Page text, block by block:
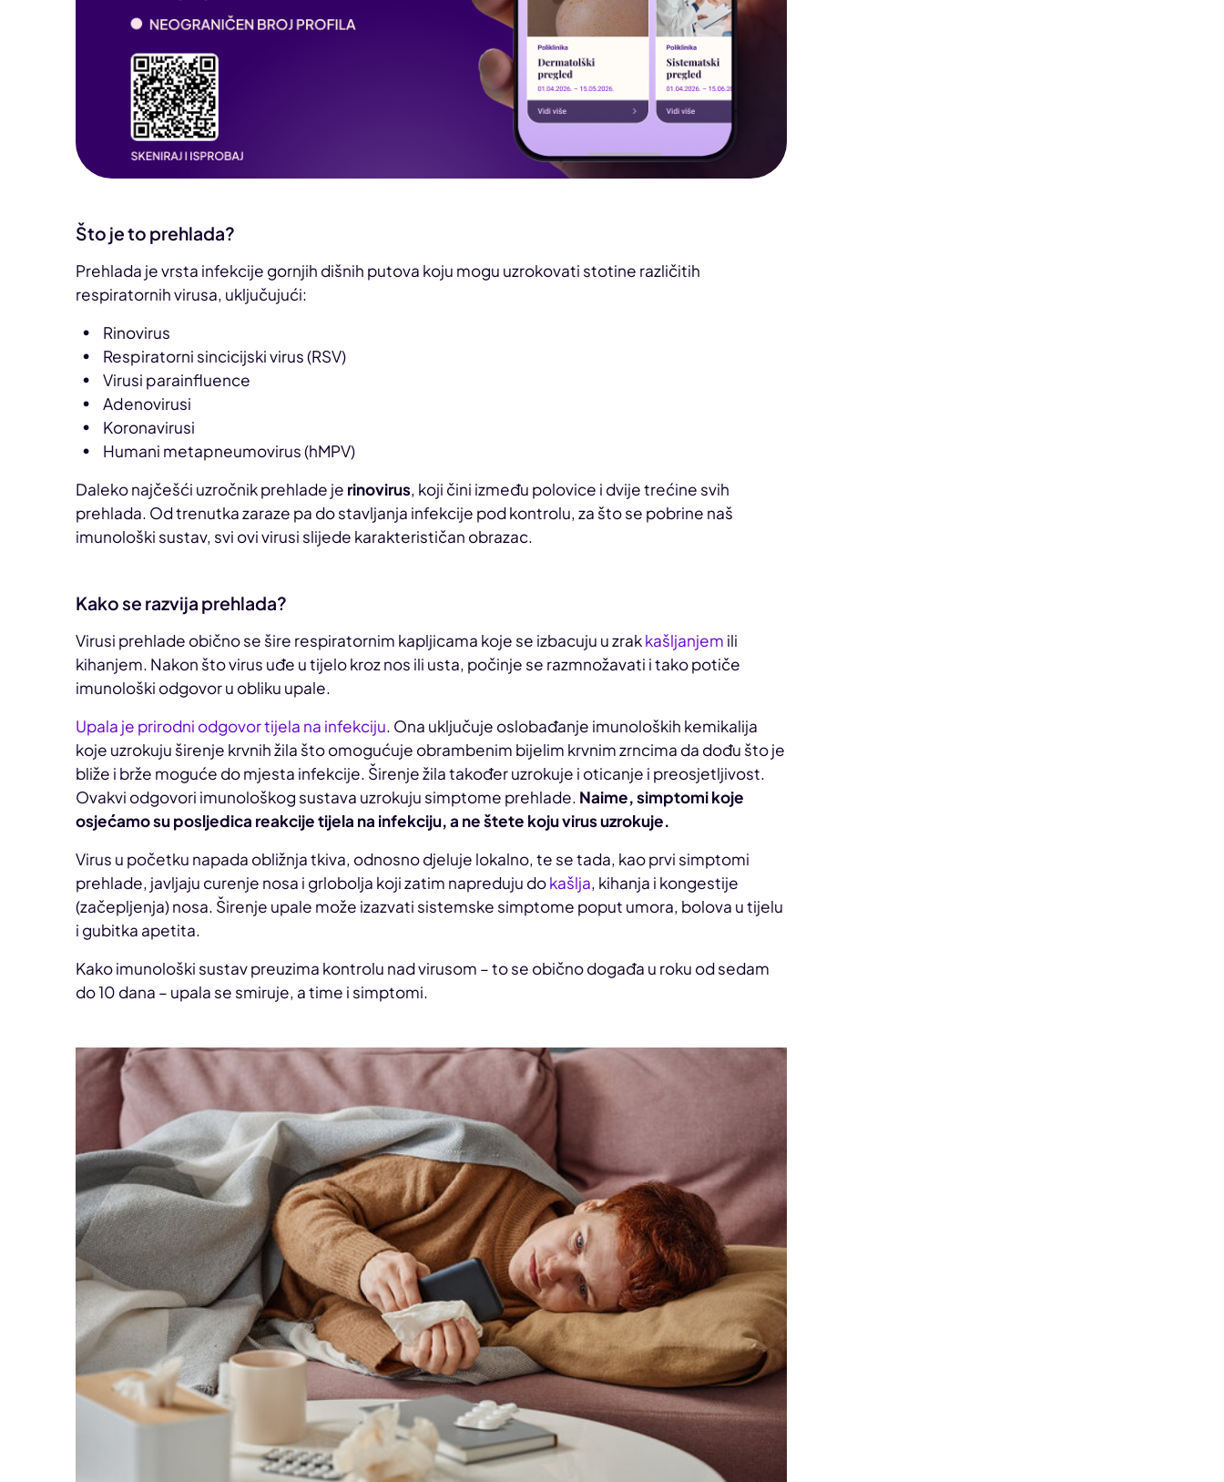
Što je to prehlada?
Prehlada je vrsta infekcije gornjih dišnih putova koju mogu uzrokovati stotine različitih
respiratornih virusa, uključujući:
Rinovirus
Respiratorni sincicijski virus (RSV)
Virusi parainfluence
Adenovirusi
Koronavirusi
Humani metapneumovirus (hMPV)
Daleko najčešći uzročnik prehlade je rinovirus, koji čini između polovice i dvije trećine svih
prehlada. Od trenutka zaraze pa do stavljanja infekcije pod kontrolu, za što se pobrine naš
imunološki sustav, svi ovi virusi slijede karakterističan obrazac.
Kako se razvija prehlada?
Virusi prehlade obično se šire respiratornim kapljicama koje se izbacuju u zrakkašljanjem ili
kihanjem. Nakon što virus uđe u tijelo kroz nos ili usta, počinje se razmnožavati i tako potiče
imunološki odgovor u obliku upale.
Upala je prirodni odgovor tijela na infekciju. Ona uključuje oslobađanje imunoloških kemikalija
koje uzrokuju širenje krvnih žila što omogućuje obrambenim bijelim krvnim zrncima da dođu što je
bliže i brže moguće do mjesta infekcije. Širenje žila također uzrokuje i oticanje i preosjetljivost.
Ovakvi odgovori imunološkog sustava uzrokuju simptome prehlade. Naime, simptomi koje
osjećamo su posljedica reakcije tijela na infekciju, a ne štete koju virus uzrokuje.
Virus u početku napada obližnja tkiva, odnosno djeluje lokalno, te se tada, kao prvi simptomi
prehlade, javljaju curenje nosa i grlobolja koji zatim napreduju dokašlja, kihanja i kongestije
(začepljenja) nosa. Širenje upale može izazvati sistemske simptome poput umora, bolova u tijelu
i gubitka apetita.
Kako imunološki sustav preuzima kontrolu nad virusom – to se obično događa u roku od sedam
do 10 dana – upala se smiruje, a time i simptomi.